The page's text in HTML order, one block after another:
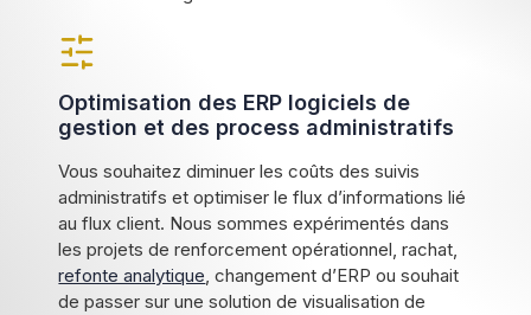
Optimisation des ERP logiciels de
gestion et des process administratifs
Vous souhaitez diminuer les coûts des suivis
administratifs et optimiser le flux d’informations lié
au flux client. Nous sommes expérimentés dans
les projets de renforcement opérationnel, rachat,
refonte analytique, changement d’ERP ou souhait
de passer sur une solution de visualisation de